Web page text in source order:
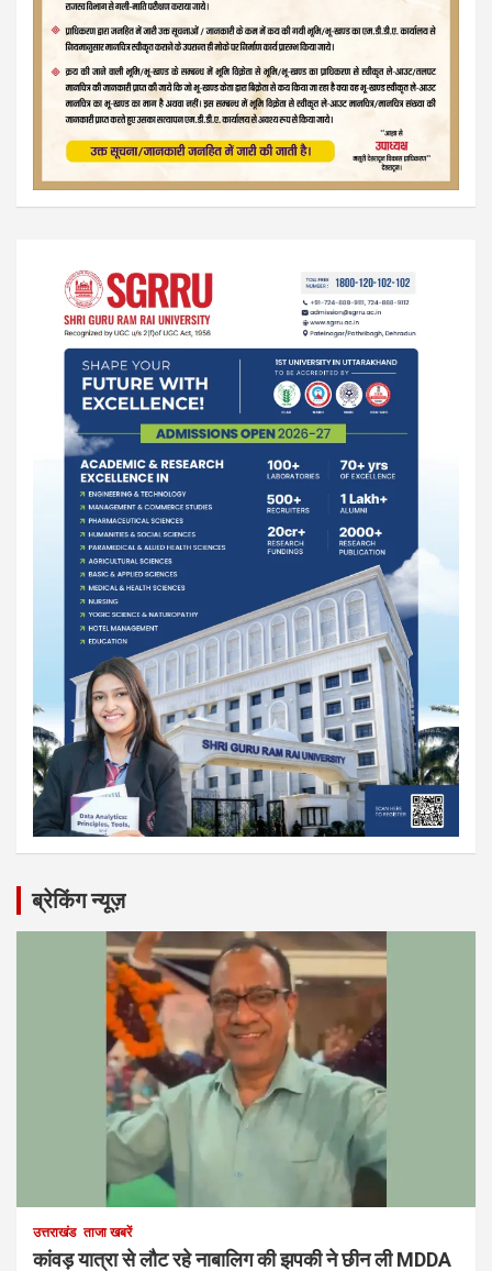
ब्रेकिंग न्यूज़
उत्तराखंड ताजा खबरें
कांवड़ यात्रा से लौट रहे नाबालिग की झपकी ने छीन ली MDDA